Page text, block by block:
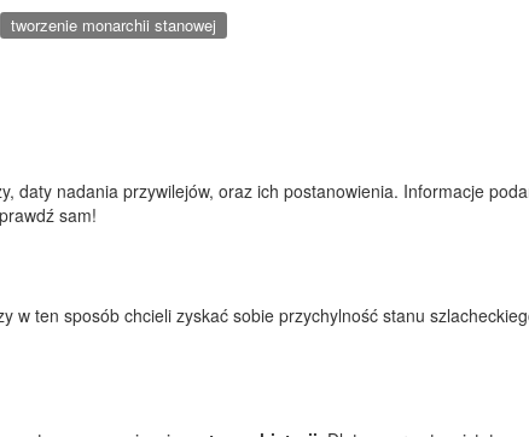
tworzenie monarchii stanowej
daty nadania przywilejów, oraz ich postanowienia. Informacje
sam!
w ten sposób chcieli zyskać sobie przychylność stanu